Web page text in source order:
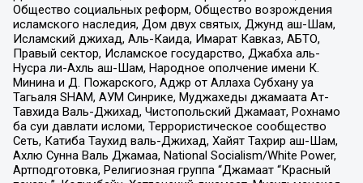
Общество социальных реформ, Общество возрождения
исламского наследия, Дом двух святых, Джунд аш-Шам,
Исламский джихад, Аль-Каида, Имарат Кавказ, АБТО,
Правый сектор, Исламское государство, Джабха аль-
Нусра ли-Ахль аш-Шам, Народное ополчение имени К.
Минина и Д. Пожарского, Аджр от Аллаха Субхану уа
Тагьаля SHAM, АУМ Синрике, Муджахеды джамаата Ат-
Тавхида Валь-Джихад, Чистопольский Джамаат, Рохнамо
ба суи давлати исломи, Террористическое сообщество
Сеть, Катиба Таухид валь-Джихад, Хайят Тахрир аш-Шам,
Ахлю Сунна Валь Джамаа, National Socialism/White Power,
Артподготовка, Религиозная группа “Джамаат “Красный